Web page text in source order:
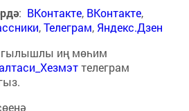
: ВКонтакте, ВКонтакте,
,Телеграм, Яндекс.Дзен
иң мөһим
телеграм